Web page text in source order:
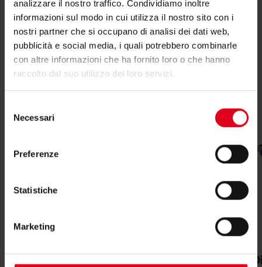
analizzare il nostro traffico. Condividiamo inoltre
informazioni sul modo in cui utilizza il nostro sito con i
nostri partner che si occupano di analisi dei dati web,
pubblicità e social media, i quali potrebbero combinarle
con altre informazioni che ha fornito loro o che hanno
raccolto dal suo utilizzo dei loro servizi.
delNecessari
Preferenze
Statistiche
Marketing
Potrebbero interessarti anche